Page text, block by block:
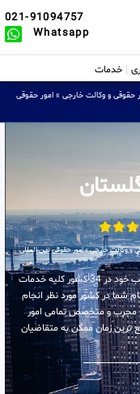
021-91094757
Whatsapp
خدمات
حقوقی و وکالت خارجی » امور حقوقی
و وکالت خارجی»امور حقوقی بین المللی
موسسه بین المللی ثبتا (Sabtta Group) با ایجاد شعب خود در 34 کشور کلیه خدمات
شما در کشور مورد نظر انجام
مجرب و متخصص تمامی امور
ترین زمان ممکن به متقاضیان